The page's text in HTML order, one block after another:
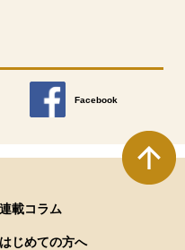
Facebook
別のウィンドウで開きます
連載コラム
はじめての方へ